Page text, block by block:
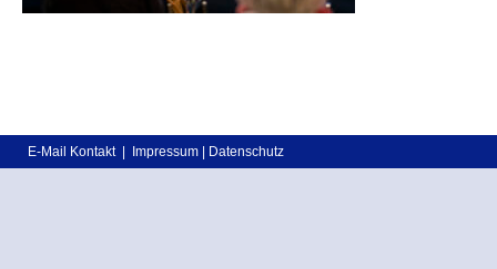
E-Mail Kontakt| Impressum | Datenschutz